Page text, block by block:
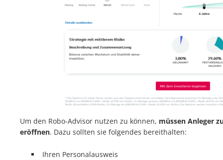
Um den Robo-Advisor nutzen zu können, müssen Anleger
eröffnen. Dazu sollten sie folgendes bereithalten:
Ihren Personalausweis